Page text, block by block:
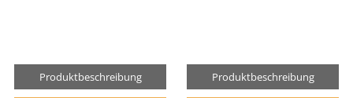
Produktbeschreibung Produktbeschreibung